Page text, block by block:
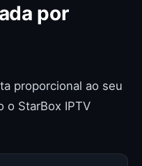
por
proporcional ao seu
o StarBox IPTV